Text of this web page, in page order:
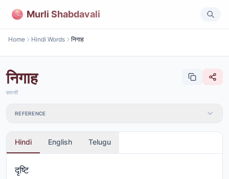
Murli Shabdavali
Home Hindi Words निगाह
निगाह
फ़ारसी
REFERENCE
Hindi English Telugu
दृष्टि